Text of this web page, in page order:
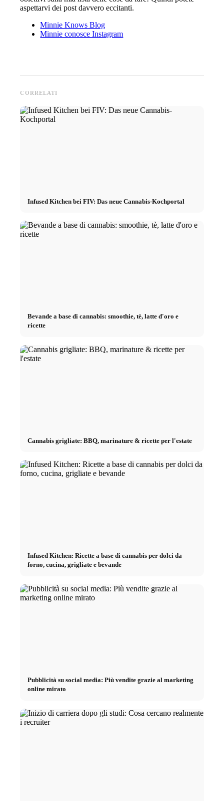
aspettarvi dei post davvero eccitanti.
Minnie Knows Blog
Minnie conosce Instagram
CORRELATI
Infused Kitchen bei FIV: Das neue Cannabis-Kochportal
Bevande a base di cannabis: smoothie, tè, latte d'oro e
ricette
Cannabis grigliate: BBQ, marinature & ricette per l'estate
Infused Kitchen: Ricette a base di cannabis per dolci da
forno, cucina, grigliate e bevande
Pubblicità su social media: Più vendite grazie al marketing
online mirato